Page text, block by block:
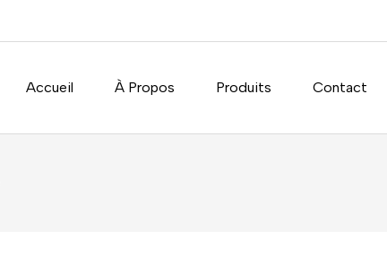
Accueil À Propos Produits Contact